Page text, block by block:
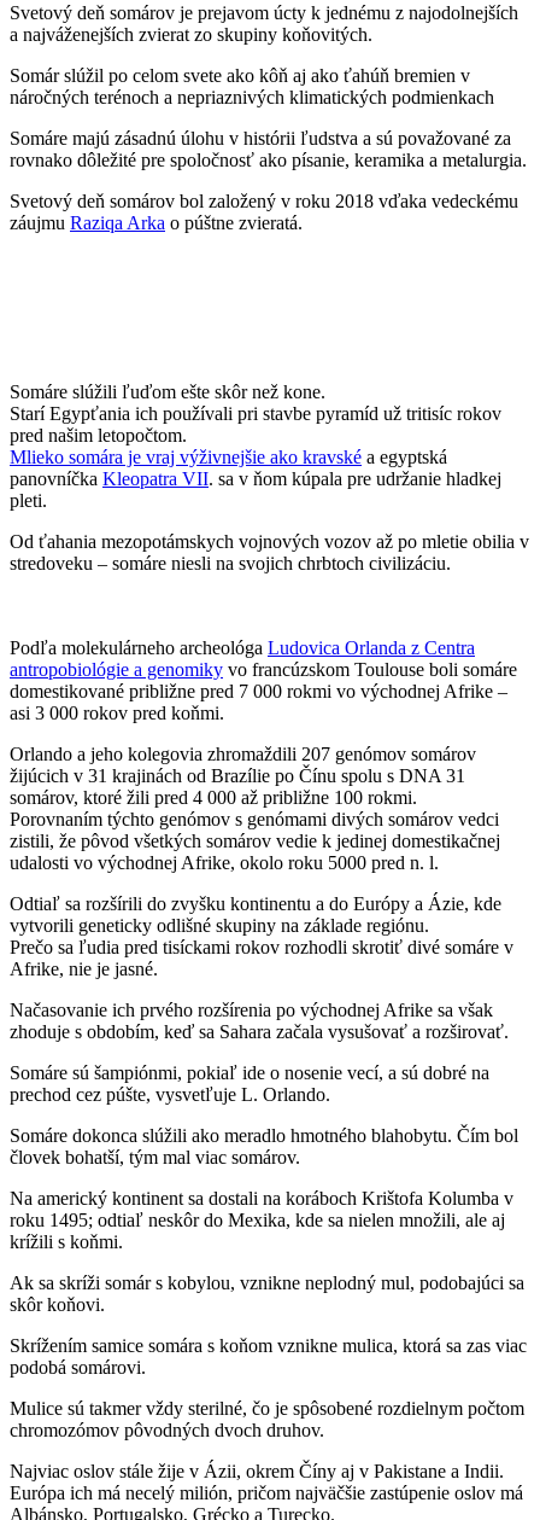
Svetový deň somárov je prejavom úcty k jednému z najodolnejších
a najváženejších zvierat zo skupiny koňovitých.
Somár slúžil po celom svete ako kôň aj ako ťahúň bremien v
náročných terénoch a nepriaznivých klimatických podmienkach
Somáre majú zásadnú úlohu v histórii ľudstva a sú považované za
rovnako dôležité pre spoločnosť ako písanie, keramika a metalurgia.
Svetový deň somárov bol založený v roku 2018 vďaka vedeckému
záujmu Raziqa Arka o púštne zvieratá.
Somáre slúžili ľuďom ešte skôr než kone.
Starí Egypťania ich používali pri stavbe pyramíd už tritisíc rokov
pred našim letopočtom.
Mlieko somára je vraj výživnejšie ako kravské a egyptská
panovníčka Kleopatra VII. sa v ňom kúpala pre udržanie hladkej
pleti.
Od ťahania mezopotámskych vojnových vozov až po mletie obilia v
stredoveku – somáre niesli na svojich chrbtoch civilizáciu.
Podľa molekulárneho archeológa Ludovica Orlanda z Centra
antropobiológie a genomiky vo francúzskom Toulouse boli somáre
domestikované približne pred 7 000 rokmi vo východnej Afrike –
asi 3 000 rokov pred koňmi.
Orlando a jeho kolegovia zhromaždili 207 genómov somárov
žijúcich v 31 krajinách od Brazílie po Čínu spolu s DNA 31
somárov, ktoré žili pred 4 000 až približne 100 rokmi.
Porovnaním týchto genómov s genómami divých somárov vedci
zistili, že pôvod všetkých somárov vedie k jedinej domestikačnej
udalosti vo východnej Afrike, okolo roku 5000 pred n. l.
Odtiaľ sa rozšírili do zvyšku kontinentu a do Európy a Ázie, kde
vytvorili geneticky odlišné skupiny na základe regiónu.
Prečo sa ľudia pred tisíckami rokov rozhodli skrotiť divé somáre v
Afrike, nie je jasné.
Načasovanie ich prvého rozšírenia po východnej Afrike sa však
zhoduje s obdobím, keď sa Sahara začala vysušovať a rozširovať.
Somáre sú šampiónmi, pokiaľ ide o nosenie vecí, a sú dobré na
prechod cez púšte, vysvetľuje L. Orlando.
Somáre dokonca slúžili ako meradlo hmotného blahobytu. Čím bol
človek bohatší, tým mal viac somárov.
Na americký kontinent sa dostali na koráboch Krištofa Kolumba v
roku 1495; odtiaľ neskôr do Mexika, kde sa nielen množili, ale aj
krížili s koňmi.
Ak sa skríži somár s kobylou, vznikne neplodný mul, podobajúci sa
skôr koňovi.
Skrížením samice somára s koňom vznikne mulica, ktorá sa zas viac
podobá somárovi.
Mulice sú takmer vždy sterilné, čo je spôsobené rozdielnym počtom
chromozómov pôvodných dvoch druhov.
Najviac oslov stále žije v Ázii, okrem Číny aj v Pakistane a Indii.
Európa ich má necelý milión, pričom najväčšie zastúpenie oslov má
Albánsko, Portugalsko, Grécko a Turecko.